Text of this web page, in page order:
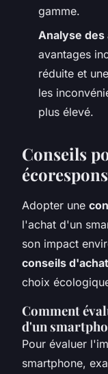
gamme.
Analyse
avantages
réduite et
les
plus élevé.
Conseils
Adopter une
l'achat d'un
son impact
conseils d'achat
choix
Comment
d'un
Pour évaluer
smartphone,